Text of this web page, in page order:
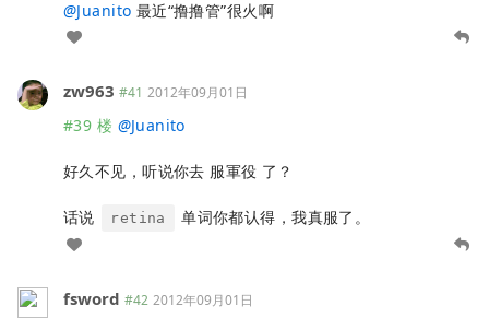
@Juanito 最近“撸撸管”很火啊
zw963 #41 2012年09月01日
#39 楼 @Juanito
好久不见，听说你去 服軍役 了？
话说 retina 单词你都认得，我真服了。
fsword #42 2012年09月01日